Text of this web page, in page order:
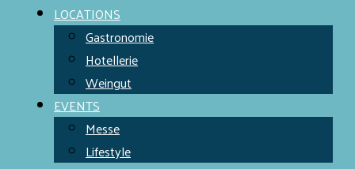
LOCATIONS
Gastronomie
Hotellerie
Weingut
EVENTS
Messe
Lifestyle